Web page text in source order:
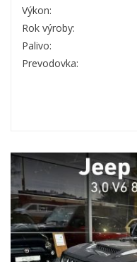
Výkon:
Rok výroby:
Palivo:
Prevodovka: